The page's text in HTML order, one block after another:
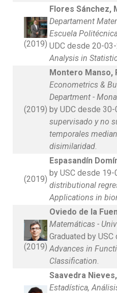
(2019)
Flores Sánchez,
Departament
Escuela
UDC desde 20-
Analysis in
(2019)
Montero Manso,
Econometrics &
Department -
by UDC desde
supervisado y no
temporales
disimilaridad.
(2019)
Espasandín
by USC desde 19-
distributional
Applications in
(2019)
Oviedo de la
Matemáticas -
Graduated by
Advances in
Classification.
Saavedra
Estadística,